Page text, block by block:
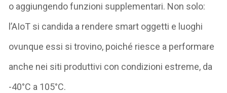
o aggiungendo funzioni supplementari. Non solo:
l’AIoT si candida a rendere smart oggetti e luoghi
ovunque essi si trovino, poiché riesce a performare
anche nei siti produttivi con condizioni estreme, da
-40°C a 105°C.